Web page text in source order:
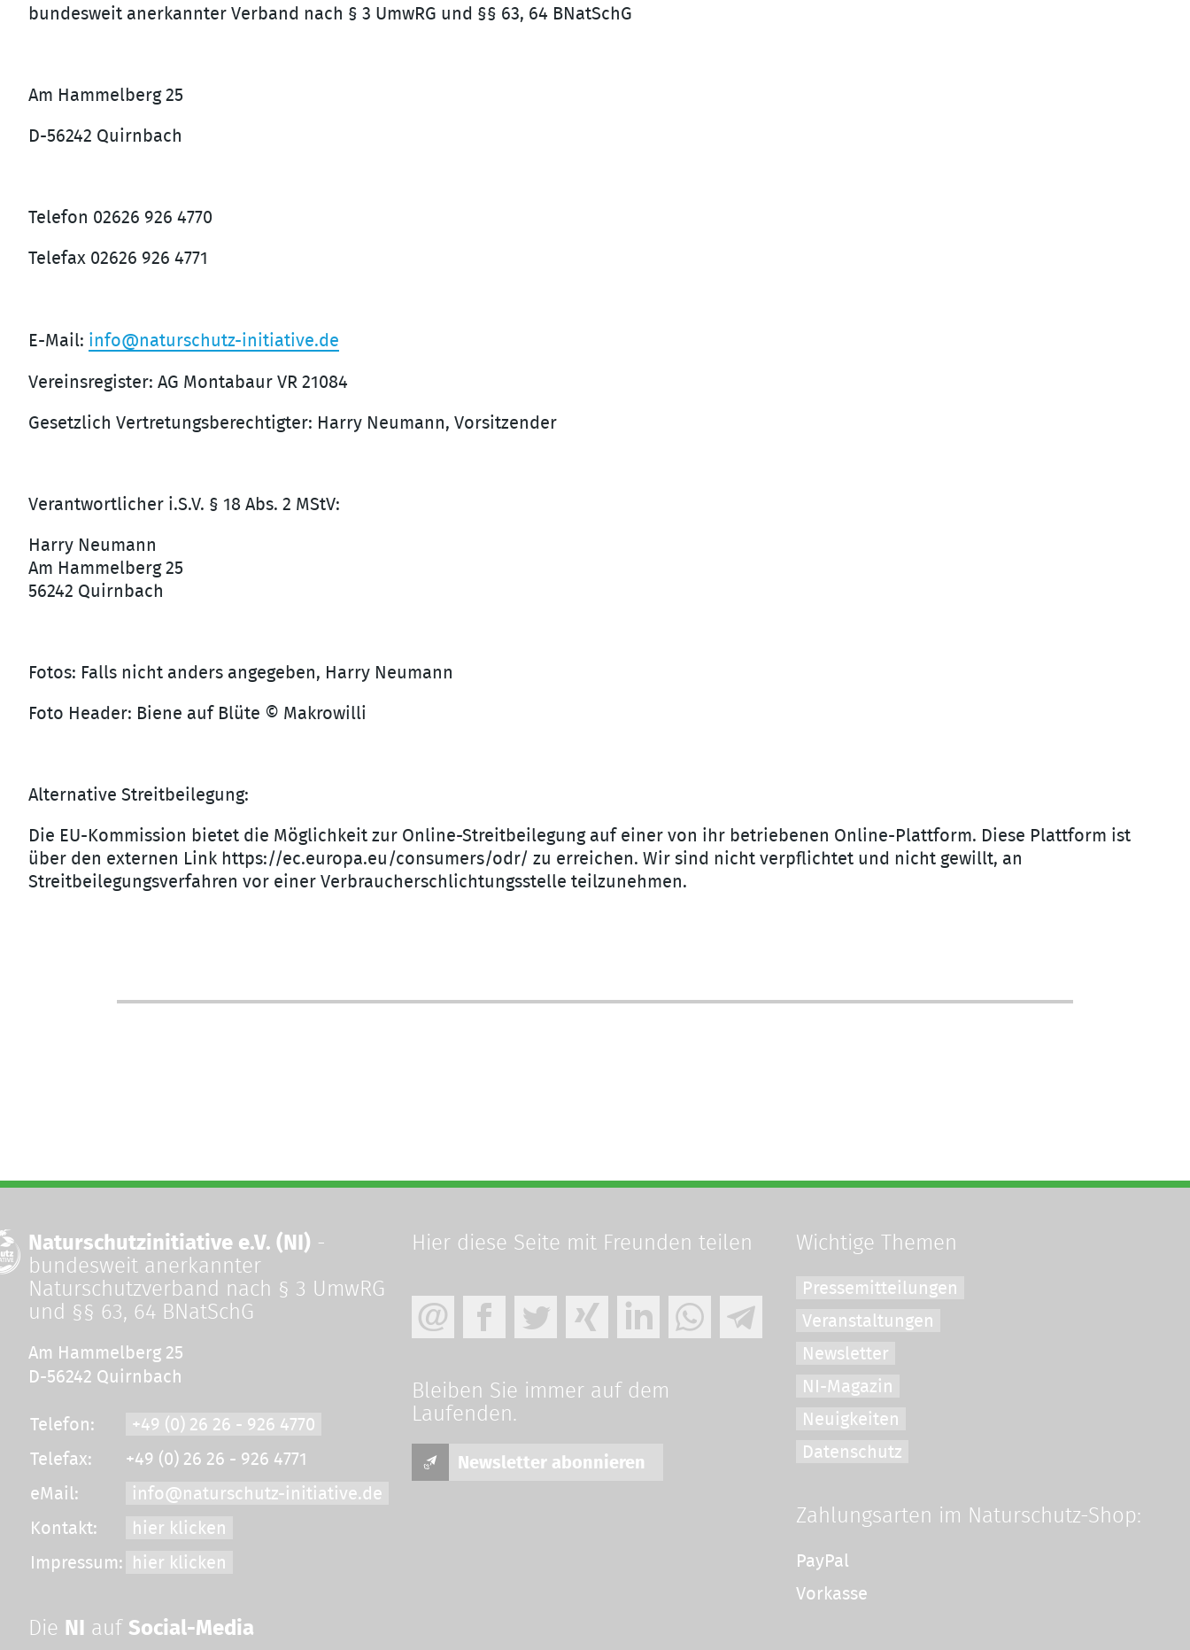
bundesweit anerkannter Verband nach § 3 UmwRG und §§ 63, 64 BNatSchG
Am Hammelberg 25
D-56242 Quirnbach
Telefon 02626 926 4770
Telefax 02626 926 4771
E-Mail: info@naturschutz-initiative.de
Vereinsregister: AG Montabaur VR 21084
Gesetzlich Vertretungsberechtigter: Harry Neumann, Vorsitzender
Verantwortlicher i.S.V. § 18 Abs. 2 MStV:
Harry Neumann
Am Hammelberg 25
56242 Quirnbach
Fotos: Falls nicht anders angegeben, Harry Neumann
Foto Header: Biene auf Blüte © Makrowilli
Alternative Streitbeilegung:
Die EU-Kommission bietet die Möglichkeit zur Online-Streitbeilegung auf einer von ihr betriebenen Online-Plattform. Diese Plattform ist
über den externen Link https://ec.europa.eu/consumers/odr/ zu erreichen. Wir sind nicht verpflichtet und nicht gewillt, an
Streitbeilegungsverfahren vor einer Verbraucherschlichtungsstelle teilzunehmen.
Naturschutzinitiative e.V. (NI) -
bundesweit anerkannter
Naturschutzverband nach § 3 UmwRG
und §§ 63, 64 BNatSchG
Am Hammelberg 25
D-56242 Quirnbach
Telefon:
+49 (0) 26 26 - 926 4770
Telefax:
+49 (0) 26 26 - 926 4771
eMail:
info@naturschutz-initiative.de
Kontakt:
hier klicken
Impressum:
hier klicken
Die NI auf Social-Media
Hier diese Seite mit Freunden teilen
Bleiben Sie immer auf dem
Laufenden.
Newsletter abonnieren
Wichtige Themen
Pressemitteilungen
Veranstaltungen
Newsletter
NI-Magazin
Neuigkeiten
Datenschutz
Zahlungsarten im Naturschutz-Shop:
PayPal
Vorkasse